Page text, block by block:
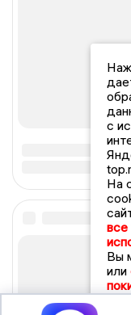
с
На
все
Вы
или